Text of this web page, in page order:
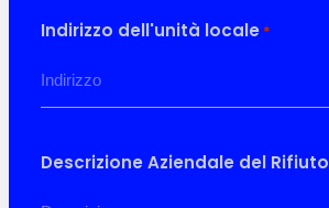
Indirizzo dell'unità locale *
Descrizione Aziendale del Rifiuto